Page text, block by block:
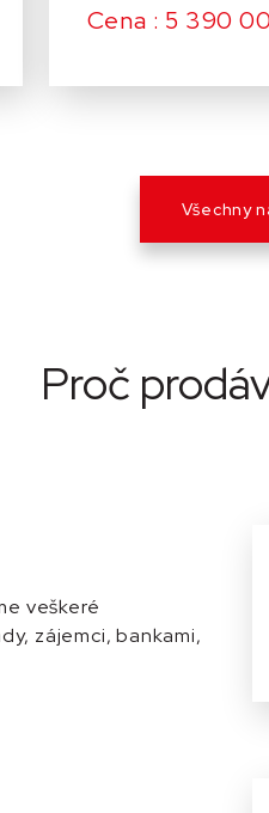
Cena : 5 390
Všechny
Proč
veškeré
zájemci, bankami,